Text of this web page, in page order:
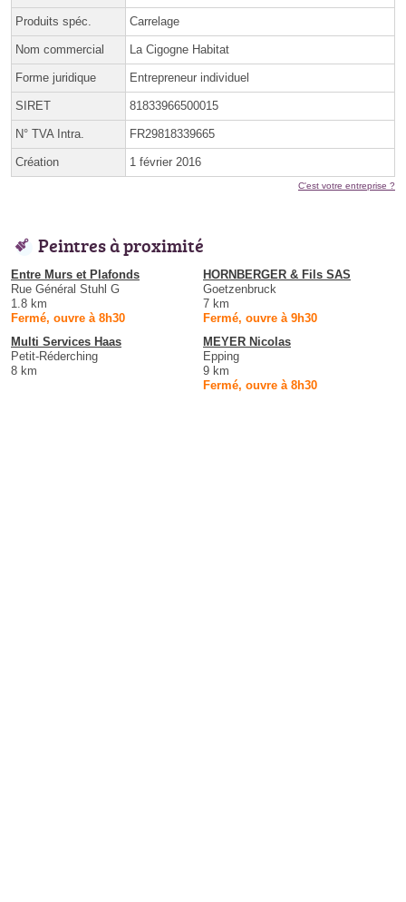
Produits spéc. Carrelage
Nom commercial La Cigogne Habitat
Forme juridique Entrepreneur individuel
SIRET 81833966500015
N° TVA Intra. FR29818339665
Création 1 février 2016
C'est votre entreprise ?
Peintres à proximité
Entre Murs et Plafonds
Rue Général Stuhl G
1.8 km
Fermé, ouvre à 8h30
HORNBERGER & Fils SAS
Goetzenbruck
7 km
Fermé, ouvre à 9h30
Multi Services Haas
Petit-Réderching
8 km
MEYER Nicolas
Epping
9 km
Fermé, ouvre à 8h30